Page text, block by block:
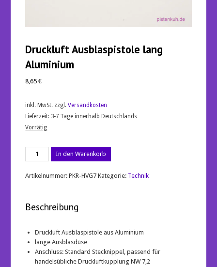
Druckluft Ausblaspistole lang
Aluminium
8,65€
inkl. MwSt. zzgl.Versandkosten
Lieferzeit: 3-7 Tage innerhalb Deutschlands
Vorrätig
Druckluft
Aluminium
In den Warenkorb
Artikelnummer:PKR-HVG7 Kategorie: Technik
Beschreibung
Druckluft Ausblaspistole aus Aluminium
lange Ausblasdüse
Anschluss: Standard Stecknippel, passend für
handelsübliche Druckluftkupplung NW 7,2